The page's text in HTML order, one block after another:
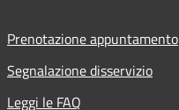
Prenotazione appuntamento
Segnalazione disservizio
Leggi le FAQ